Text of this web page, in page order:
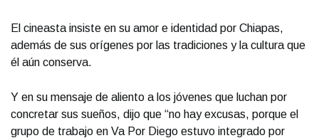
El cineasta insiste en su amor e identidad por Chiapas,
además de sus orígenes por las tradiciones y la cultura que
él aún conserva.
Y en su mensaje de aliento a los jóvenes que luchan por
concretar sus sueños, dijo que “no hay excusas, porque el
grupo de trabajo en Va Por Diego estuvo integrado por